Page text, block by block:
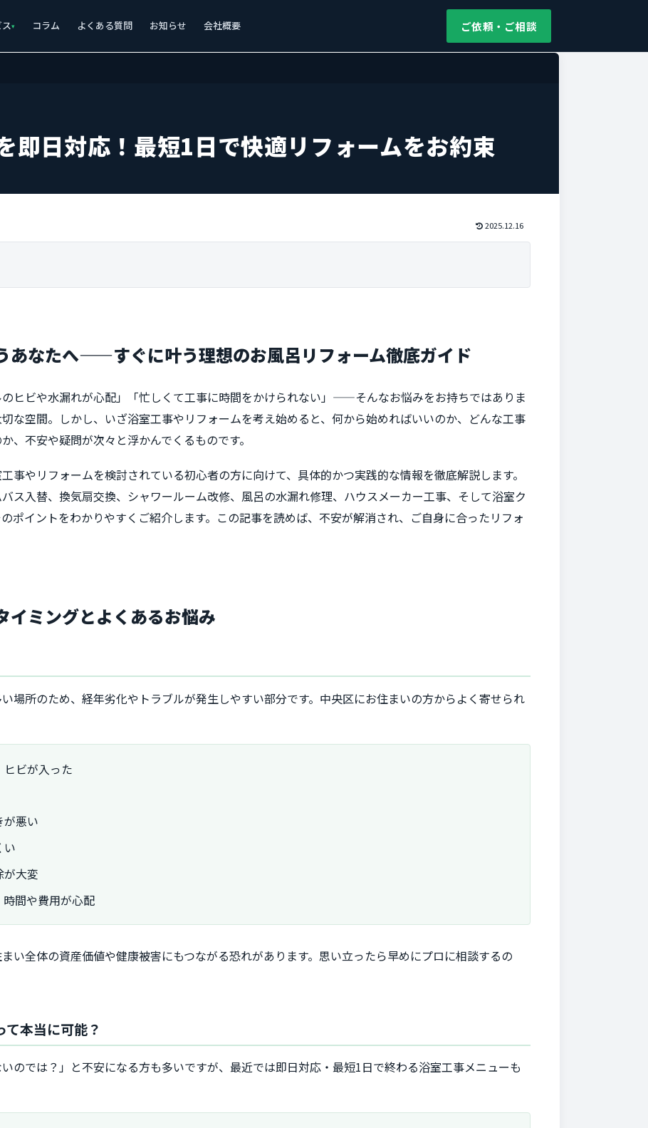
ご依頼・ご相談
コラム よくある質問 お知らせ 会社概要
即日対応！最短1日で快適リフォームをお約束
2025.12.16
あなたへ——すぐに叶う理想のお風呂リフォーム徹底ガイド
のヒビや水漏れが心配」「忙しくて工事に時間をかけられない」——そんなお悩みをお持ちではありま
な空間。しかし、いざ浴室工事やリフォームを考え始めると、何から始めればいいのか、どんな工事
、不安や疑問が次々と浮かんでくるものです。
事やリフォームを検討されている初心者の方に向けて、具体的かつ実践的な情報を徹底解説します。
ス入替、換気扇交換、シャワールーム改修、風呂の水漏れ修理、ハウスメーカー工事、そして浴室ク
ポイントをわかりやすくご紹介します。この記事を読めば、不安が解消され、ご自身に合ったリフォ
イミングとよくあるお悩み
場所のため、経年劣化やトラブルが発生しやすい部分です。中央区にお住まいの方からよく寄せられ
ビが入った
が悪い
い
が大変
間や費用が心配
い全体の資産価値や健康被害にもつながる恐れがあります。思い立ったら早めにプロに相談するの
て本当に可能？
のでは？」と不安になる方も多いですが、最近では即日対応・最短1日で終わる浴室工事メニューも